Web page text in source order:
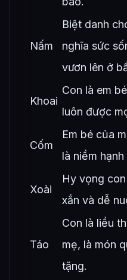
Nấm
Biệt danh
nghĩa sức
vươn lên ở
Khoai
Con là em
luôn được
Cốm
Em bé của
là niềm
Xoài
Hy vọng
xắn và dễ
Táo
Con là liều
mẹ, là món
tặng.